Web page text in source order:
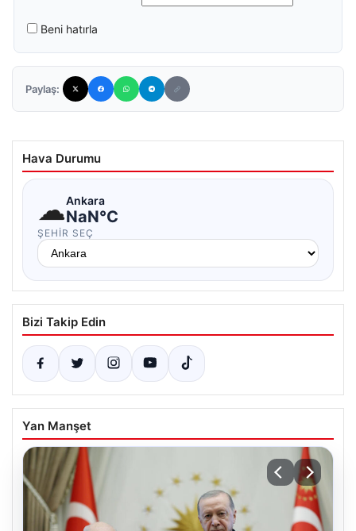
Beni hatırla
Paylaş:
Hava Durumu
☁Ankara
NaN°C
ŞEHIR SEÇ
Bizi Takip Edin
Yan Manşet